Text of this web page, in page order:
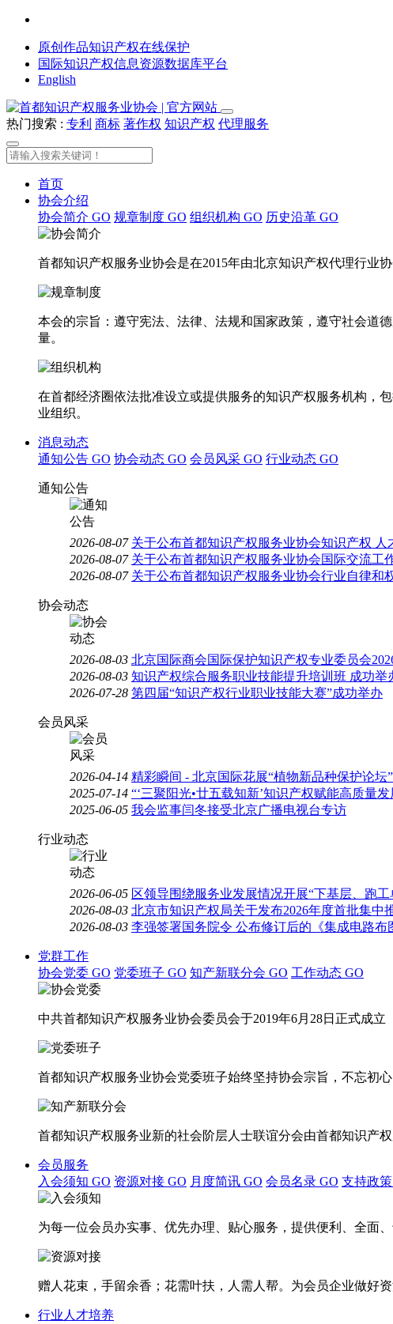
原创作品知识产权在线保护
国际知识产权信息资源数据库平台
English
热门搜索 : 专利 商标 著作权 知识产权 代理服务
首页
协会介绍
协会简介 GO 规章制度 GO 组织机构 GO 历史沿革 GO
首都知识产权服务业协会是在2015年由北京知识产权代理行
本会的宗旨：遵守宪法、法律、法规和国家政策，遵守社会道
量。
在首都经济圈依法批准设立或提供服务的知识产权服务机构，
业组织。
消息动态
通知公告 GO 协会动态 GO 会员风采 GO 行业动态 GO
通知公告
2026-08-07 关于公布首都知识产权服务业协会知识产权
2026-08-07 关于公布首都知识产权服务业协会国际交流工
2026-08-07 关于公布首都知识产权服务业协会行业自律和
协会动态
2026-08-03 北京国际商会国际保护知识产权专业委员会
2026-08-03 知识产权综合服务职业技能提升培训班 成功举
2026-07-28 第四届“知识产权行业职业技能大赛”成功举办
会员风采
2026-04-14 精彩瞬间 - 北京国际花展“植物新品种保护论坛
2025-07-14 “‘三聚阳光•廿五载知新’知识产权赋能高质量
2025-06-05 我会监事闫冬接受北京广播电视台专访
行业动态
2026-06-05 区领导围绕服务业发展情况开展“下基层、跑
2026-08-03 北京市知识产权局关于发布2026年度首批集中
2026-08-03 李强签署国务院令 公布修订后的《集成电路布
党群工作
协会党委 GO 党委班子 GO 知产新联分会 GO 工作动态 GO
中共首都知识产权服务业协会委员会于2019年6月28日正式成立
首都知识产权服务业协会党委班子始终坚持协会宗旨，不忘初心
首都知识产权服务业新的社会阶层人士联谊分会由首都知识产
会员服务
入会须知 GO 资源对接 GO 月度简讯 GO 会员名录 GO 支持政策
为每一位会员办实事、优先办理、贴心服务，提供便利、全面
赠人花束，手留余香；花需叶扶，人需人帮。为会员企业做好
行业人才培养